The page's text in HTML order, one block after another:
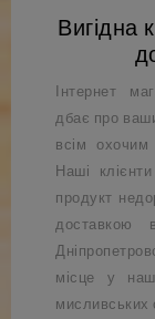
Вигідна
Інтернет
дбає про
всім
Наші
продукт
доставкою
місце у
мисливських